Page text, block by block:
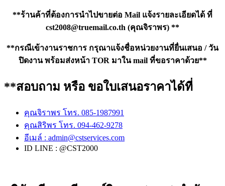
mm)**ร้านค้าที่ต้องการนำไปขายต่อ Mail แจ้งรายละเอียดได้ ที่
cst2008@truemail.co.th (คุณจิราพร) **
**กรณีเข้างานราชการ กรุณาแจ้งชื่อหน่วยงานที่ยื่นเสนอ / วัน
ปิดงาน พร้อมส่งหน้า TOR มาใน mail ที่ขอราคาด้วย**
**สอบถาม หรือ ขอใบเสนอราคาได้ที่
คุณจิราพร โทร. 085-1987991
คุณสิริพร โทร. 094-462-9278
อีเมล์ : admin@cstservices.com
ID LINE : @CST2000